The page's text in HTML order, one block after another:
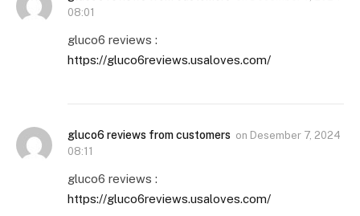
08:01
gluco6 reviews :
https://gluco6reviews.usaloves.com/
gluco6 reviews from customers on Desember 7, 2024
08:11
gluco6 reviews :
https://gluco6reviews.usaloves.com/